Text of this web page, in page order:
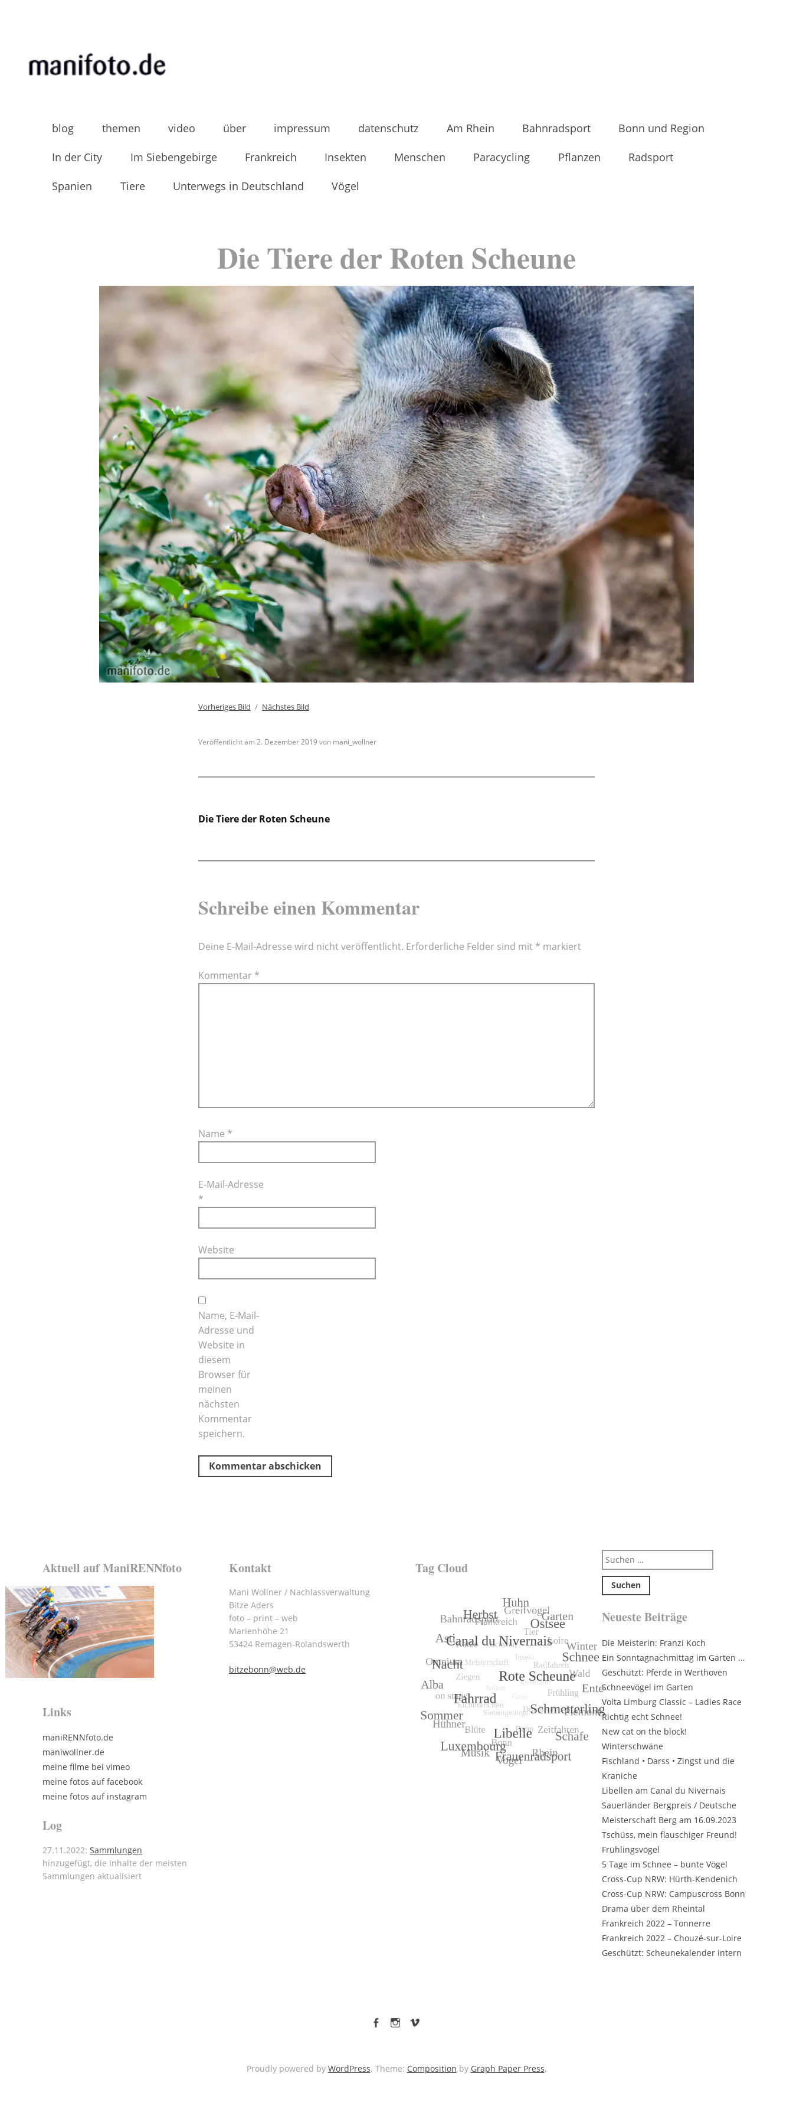
blog themen video über impressum datenschutz Am Rhein Bahnradsport Bonn und Region
In der City Im Siebengebirge Frankreich Insekten Menschen Paracycling Pflanzen Radsport
Spanien Tiere Unterwegs in Deutschland Vögel
Die Tiere der Roten Scheune
Vorheriges Bild Nächstes Bild
Veröffentlicht am 2. Dezember 2019 von mani_wollner
Beitragsnavigation
Die Tiere der Roten Scheune
Schreibe einen Kommentar
Deine E-Mail-Adresse wird nicht veröffentlicht. Erforderliche Felder sind mit * markiert
Kommentar *
Name *
E-Mail-Adresse
*
Website
Name, E-Mail-
Adresse und
Website in
diesem
Browser für
meinen
nächsten
Kommentar
speichern.
Aktuell auf ManiRENNfoto
Links
maniRENNfoto.de
maniwollner.de
meine filme bei vimeo
meine fotos auf facebook
meine fotos auf instagram
Log
27.11.2022:Sammlungen
hinzugefügt, die Inhalte der meisten
Sammlungen aktualisiert
Kontakt
Mani Wollner / Nachlassverwaltung
Bitze Aders
foto – print – web
Marienhöhe 21
53424 Remagen-Rolandswerth
bitzebonn@web.de
Tag Cloud
Suchen
nach:
Neueste Beiträge
Die Meisterin: Franzi Koch
Ein Sonntagnachmittag im Garten …
Geschützt: Pferde in Werthoven
Schneevögel im Garten
Volta Limburg Classic – Ladies Race
Richtig echt Schnee!
New cat on the block!
Winterschwäne
Fischland • Darss • Zingst und die
Kraniche
Libellen am Canal du Nivernais
Sauerländer Bergpreis / Deutsche
Meisterschaft Berg am 16.09.2023
Tschüss, mein flauschiger Freund!
Frühlingsvögel
5 Tage im Schnee – bunte Vögel
Cross-Cup NRW: Hürth-Kendenich
Cross-Cup NRW: Campuscross Bonn
Drama über dem Rheintal
Frankreich 2022 – Tonnerre
Frankreich 2022 – Chouzé-sur-Loire
Geschützt: Scheunekalender intern
Proudly powered by WordPress. Theme: Composition by Graph Paper Press.